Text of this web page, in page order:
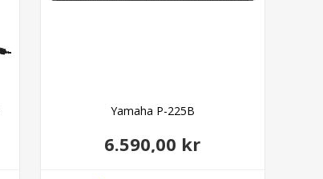
Yamaha P-225B
6.590,00 kr